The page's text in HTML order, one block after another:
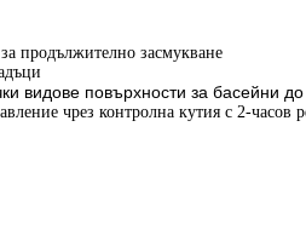
продължително засмукване
видове повърхности за басейни
чрез контролна кутия с 2-